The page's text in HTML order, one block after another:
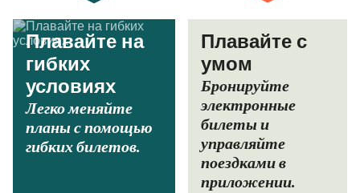
Плавайте на
гибких
условиях
Легко меняйте
планы с помощью
гибких билетов.
Плавайте с
умом
Бронируйте
электронные
билеты и
управляйте
поездками в
приложении.